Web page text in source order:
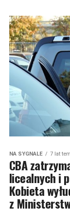
NA SYGNALE 7 lat
CBA
licealnych i
Kobieta
z